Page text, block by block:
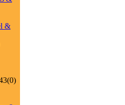
&
(0)